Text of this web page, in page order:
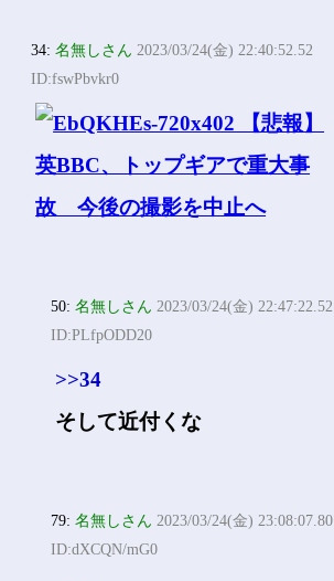
34:名無しさん 2023/03/24(金) 22:40:52.52
ID:fswPbvkr0
50:名無しさん 2023/03/24(金) 22:47:22.52
ID:PLfpODD20
>>34
そして近付くな
79:名無しさん 2023/03/24(金) 23:08:07.80
ID:dXCQN/mG0